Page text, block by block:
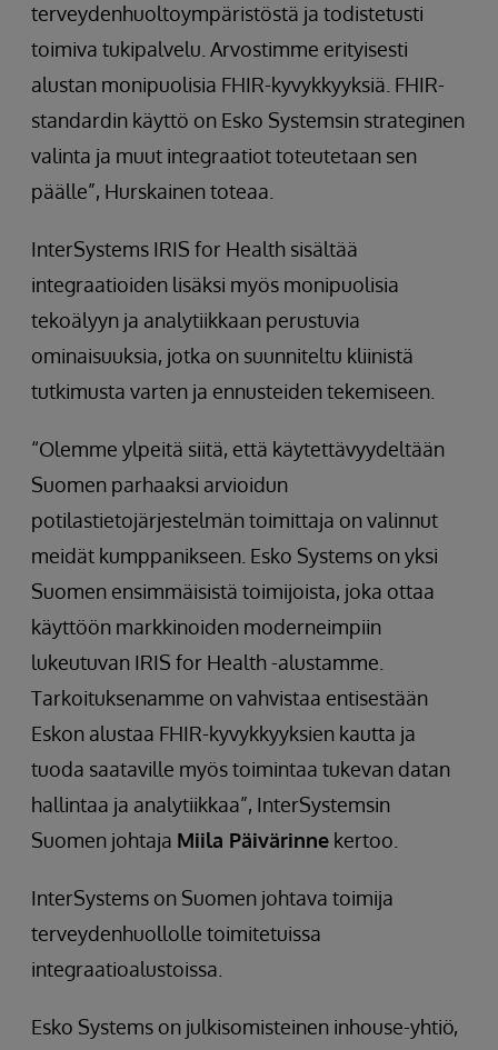
terveydenhuoltoympäristöstä ja todistetusti
toimiva tukipalvelu. Arvostimme erityisesti
alustan monipuolisia FHIR-kyvykkyyksiä. FHIR-
standardin käyttö on Esko Systemsin strateginen
valinta ja muut integraatiot toteutetaan sen
päälle”, Hurskainen toteaa.
InterSystems IRIS for Health sisältää
integraatioiden lisäksi myös monipuolisia
tekoälyyn ja analytiikkaan perustuvia
ominaisuuksia, jotka on suunniteltu kliinistä
tutkimusta varten ja ennusteiden tekemiseen.
“Olemme ylpeitä siitä, että käytettävyydeltään
Suomen parhaaksi arvioidun
potilastietojärjestelmän toimittaja on valinnut
meidät kumppanikseen. Esko Systems on yksi
Suomen ensimmäisistä toimijoista, joka ottaa
käyttöön markkinoiden moderneimpiin
lukeutuvan IRIS for Health -alustamme.
Tarkoituksenamme on vahvistaa entisestään
Eskon alustaa FHIR-kyvykkyyksien kautta ja
tuoda saataville myös toimintaa tukevan datan
hallintaa ja analytiikkaa”, InterSystemsin
Suomen johtaja Miila Päivärinne kertoo.
InterSystems on Suomen johtava toimija
terveydenhuollolle toimitetuissa
integraatioalustoissa.
Esko Systems on julkisomisteinen inhouse-yhtiö,